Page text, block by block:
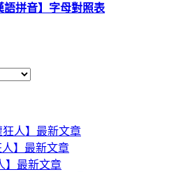
語拼音】字母對照表